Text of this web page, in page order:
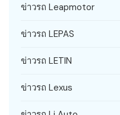
ข่าวรถ Leapmotor
ข่าวรถ LEPAS
ข่าวรถ LETIN
ข่าวรถ Lexus